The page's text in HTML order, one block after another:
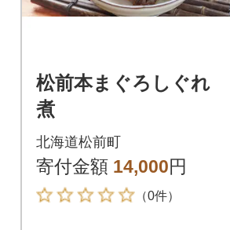
松前本まぐろしぐれ
煮
北海道松前町
寄付金額 14,000円
（0件）